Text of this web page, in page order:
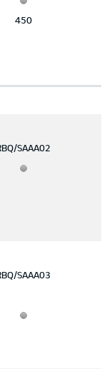
450
SAAA02
SAAA03